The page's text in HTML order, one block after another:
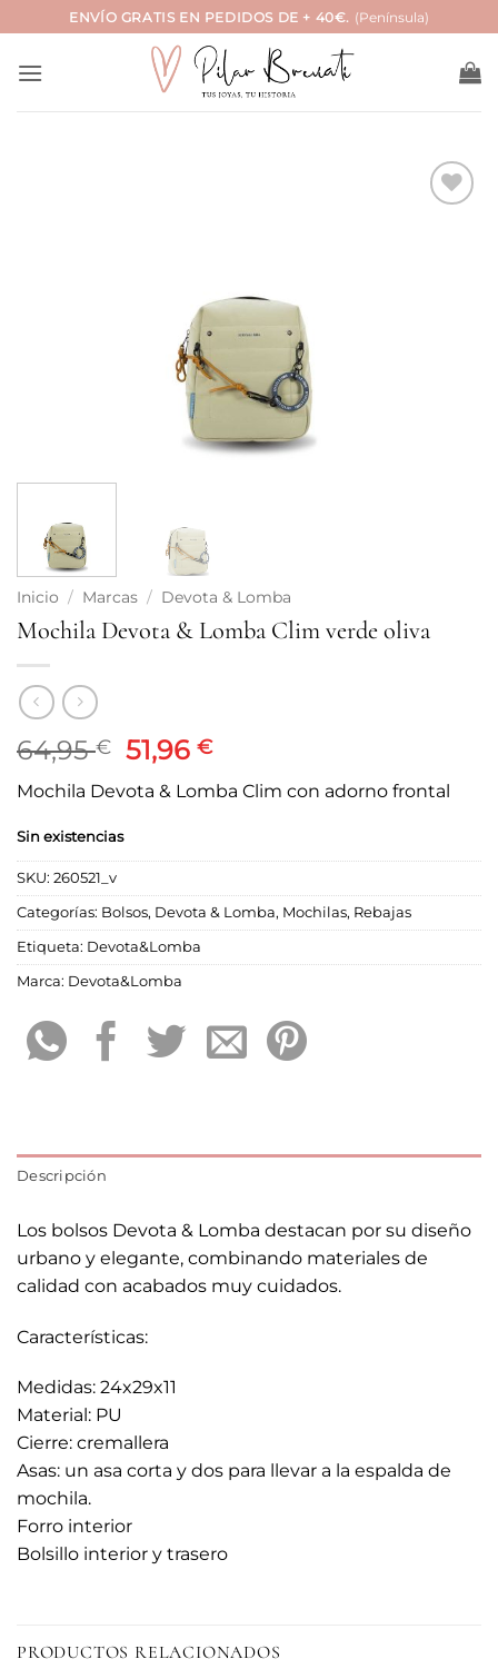
al
contenido
ENVÍO GRATIS EN PEDIDOS DE + 40€. (Península)
Inicio / Marcas / Devota & Lomba
Mochila Devota & Lomba Clim verde oliva
64,95€ El
precio
original
64,95 €.
51,96€El
precio
actual
51,96 €.
Mochila Devota & Lomba Clim con adorno frontal
Sin existencias
SKU: 260521_v
Categorías: Bolsos, Devota & Lomba, Mochilas, Rebajas
Etiqueta: Devota&Lomba
Marca: Devota&Lomba
Descripción
Los bolsos Devota & Lomba destacan por su diseño
urbano y elegante, combinando materiales de
calidad con acabados muy cuidados.
Características:
Medidas: 24x29x11
Material: PU
Cierre: cremallera
Asas: un asa corta y dos para llevar a la espalda de
mochila.
Forro interior
Bolsillo interior y trasero
PRODUCTOS RELACIONADOS